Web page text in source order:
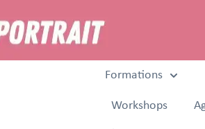
Formations
Workshops